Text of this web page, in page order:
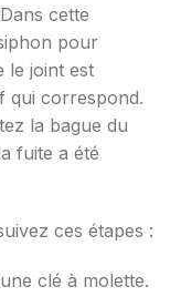
cette
pour
le joint est
qui correspond.
la bague du
fuite a été
ces étapes :
clé à molette.